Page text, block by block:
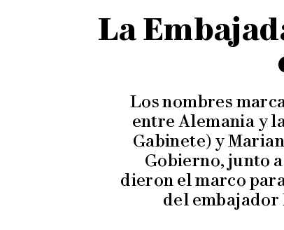
La
Los nombres
entre Alemania y
Gabinete) y
Gobierno, junto
dieron el marco
del embajador